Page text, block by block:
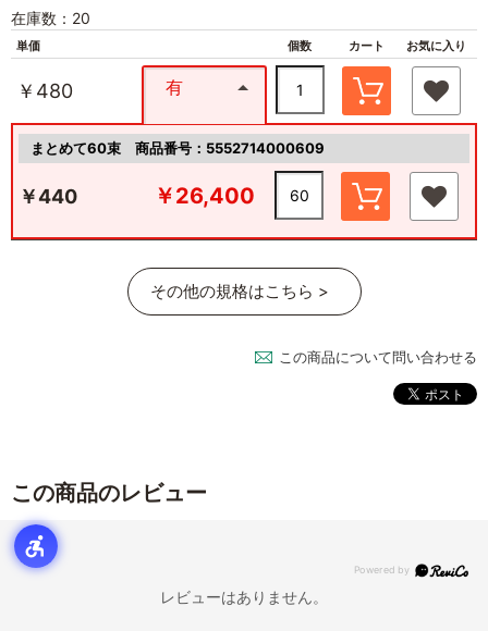
在庫数：20
単価 個数 カート お気に入り
￥480 有
まとめて60束 商品番号：5552714000609
￥440 ￥26,400
その他の規格はこちら >
この商品について問い合わせる
この商品のレビュー
レビューはありません。